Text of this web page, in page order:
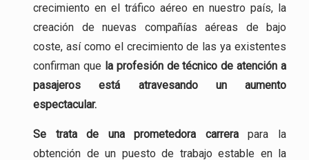
crecimiento en el tráfico aéreo en nuestro país, la
creación de nuevas compañías aéreas de bajo
coste, así como el crecimiento de las ya existentes
confirman que la profesión de técnico de atención a
pasajeros está atravesando un aumento
espectacular.
Se trata de unaprometedora carrerapara la
obtención de un puesto de trabajo estable en la